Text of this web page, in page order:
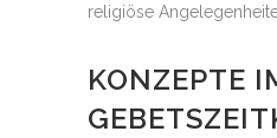
religiöse
KONZEPTE